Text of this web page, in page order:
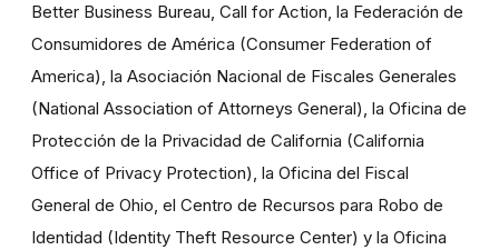
Better Business Bureau, Call for Action, la Federación de
Consumidores de América (Consumer Federation of
America), la Asociación Nacional de Fiscales Generales
(National Association of Attorneys General), la Oficina de
Protección de la Privacidad de California (California
Office of Privacy Protection), la Oficina del Fiscal
General de Ohio, el Centro de Recursos para Robo de
Identidad (Identity Theft Resource Center) y la Oficina